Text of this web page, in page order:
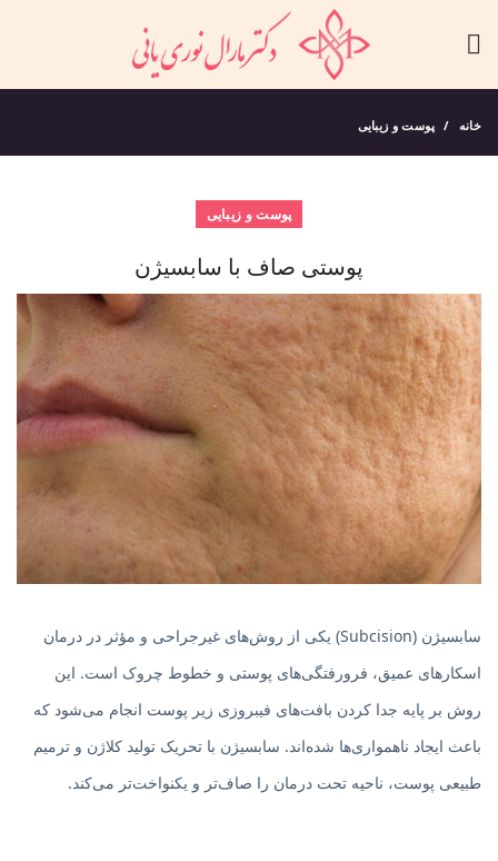
خانه پوست و زیبایی
پوست و زیبایی
پوستی صاف با سابسیژن
سابسیژن (Subcision) یکی از روش‌های غیرجراحی و مؤثر در درمان
اسکارهای عمیق، فرورفتگی‌های پوستی و خطوط چروک است. این
روش بر پایه جدا کردن بافت‌های فیبروزی زیر پوست انجام می‌شود که
باعث ایجاد ناهمواری‌ها شده‌اند. سابسیژن با تحریک تولید کلاژن و ترمیم
طبیعی پوست، ناحیه تحت درمان را صاف‌تر و یکنواخت‌تر می‌کند.